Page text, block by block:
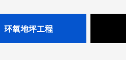
环氧地坪工程